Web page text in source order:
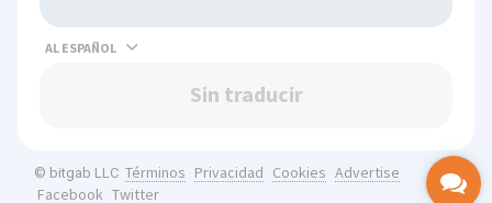
AL
Sin traducir
© bitgab LLC Términos Privacidad Cookies Advertise
Facebook Twitter